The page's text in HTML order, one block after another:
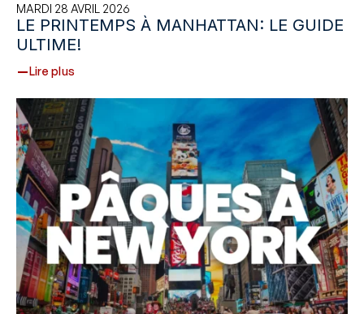
MARDI 28 AVRIL 2026
LE PRINTEMPS À MANHATTAN: LE GUIDE
ULTIME!
Lire plus